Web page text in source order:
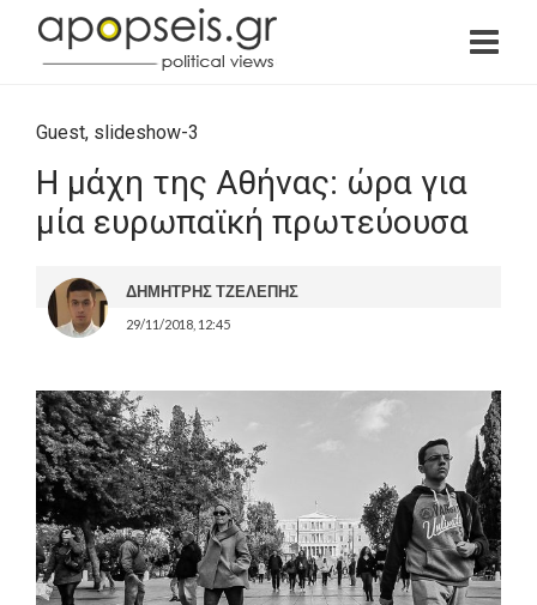
Guest, slideshow-3
Η μάχη της Αθήνας: ώρα για
μία ευρωπαϊκή πρωτεύουσα
ΔΗΜΗΤΡΗΣ ΤΖΕΛΕΠΗΣ
29/11/2018, 12:45